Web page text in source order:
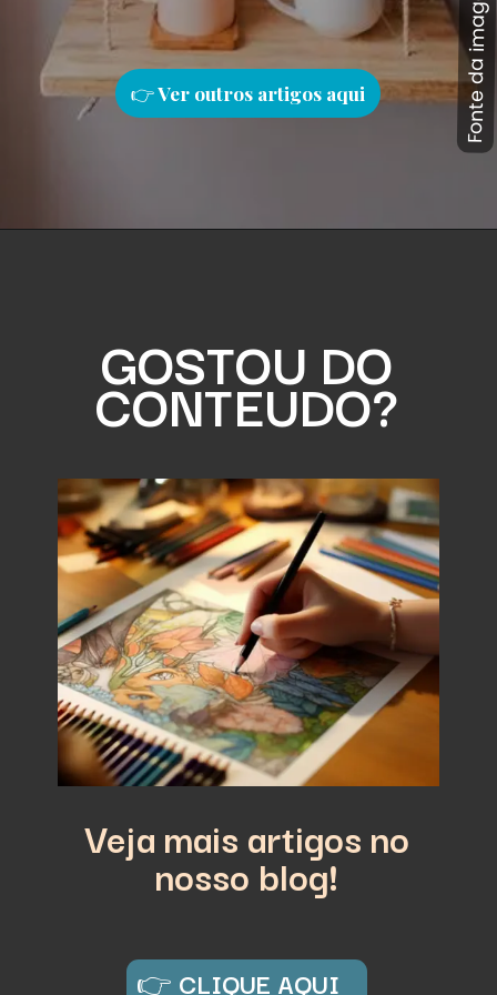
👉Ver outros artigos aqui
GOSTOU DO
CONTEUDO?
Veja mais artigos no
nosso blog!
👉 CLIQUE AQUI